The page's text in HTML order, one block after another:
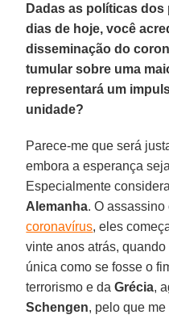
Dadas as políticas
dias de hoje, você
disseminação do
tumular sobre uma
representará um
unidade?
Parece-me que será
embora a esperança
Especialmente
Alemanha. O assassino
coronavírus, eles
vinte anos atrás,
única como se fosse o
terrorismo e daGrécia,
Schengen, pelo que